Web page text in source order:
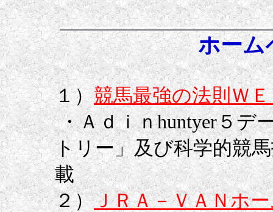
ホーム
１）競馬最強の法則Ｗ
・Ａｄｉｎhuntyer５デ
トリー」及び科学的競
載
２）ＪＲＡ－ＶＡＮホ